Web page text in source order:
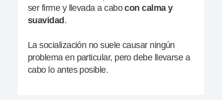
ser firme y llevada a cabocon calma y
suavidad.
La socialización no suele causar ningún
problema en particular, pero debe llevarse a
cabo lo antes posible.